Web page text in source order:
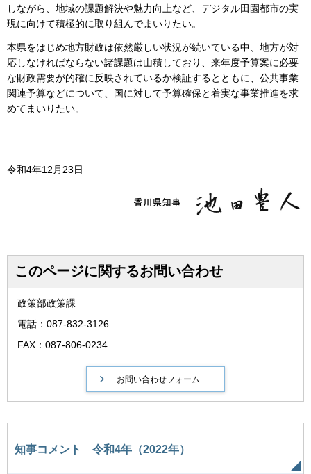
しながら、地域の課題解決や魅力向上など、デジタル田園都市の実
現に向けて積極的に取り組んでまいりたい。
本県をはじめ地方財政は依然厳しい状況が続いている中、地方が対
応しなければならない諸課題は山積しており、来年度予算案に必要
な財政需要が的確に反映されているか検証するとともに、公共事業
関連予算などについて、国に対して予算確保と着実な事業推進を求
めてまいりたい。
令和4年12月23日
このページに関するお問い合わせ
政策部政策課
電話：087-832-3126
FAX：087-806-0234
知事コメント 令和4年（2022年）